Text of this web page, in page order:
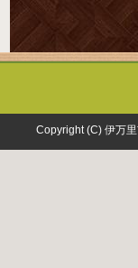
Copyright (C) 伊万